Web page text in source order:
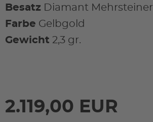
Besatz Diamant Mehrsteiner
Farbe Gelbgold
Gewicht 2,3 gr.
2.119,00 EUR